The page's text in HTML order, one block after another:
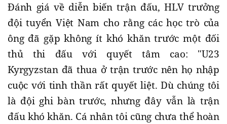
Đánh giá về diễn biến trận đấu, HLV trưởng
đội tuyển Việt Nam cho rằng các học trò của
ông đã gặp không ít khó khăn trước một đối
thủ thi đấu với quyết tâm cao: "U23
Kyrgyzstan đã thua ở trận trước nên họ nhập
cuộc với tinh thần rất quyết liệt. Dù chúng tôi
là đội ghi bàn trước, nhưng đây vẫn là trận
đấu khó khăn. Cá nhân tôi cũng chưa thể hoàn